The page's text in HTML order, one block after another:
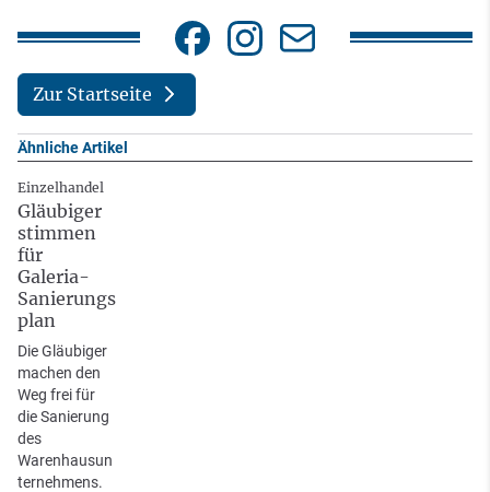
Zur Startseite
Ähnliche Artikel
Einzelhandel
Gläubiger
stimmen
für
Galeria-
Sanierungs
plan
Die Gläubiger
machen den
Weg frei für
die Sanierung
des
Warenhausun
ternehmens.